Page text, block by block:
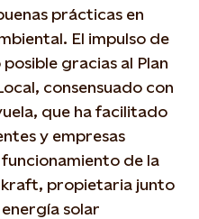
prácticas en
El impulso de
gracias al Plan
consensuado con
que ha facilitado
y empresas
de la
propietaria junto
solar